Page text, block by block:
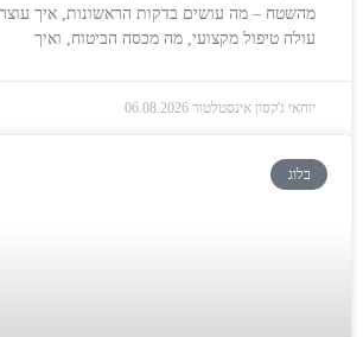
מהשטח – מה עושים בדקות הראשונות, איך
עולה טיפול מקצועי, מה מכסה הביטוח, ואיך
יוחאי ג'קסון אינסטלטור 06.08.2026
בלוג